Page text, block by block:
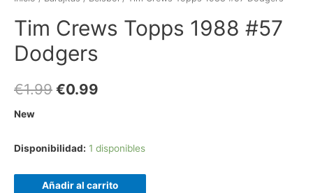
Tim Crews Topps 1988 #57
Dodgers
€1.99 €0.99
New
Disponibilidad: 1 disponibles
Añadir al carrito